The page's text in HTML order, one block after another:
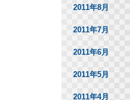
2011年8月
2011年7月
2011年6月
2011年5月
2011年4月